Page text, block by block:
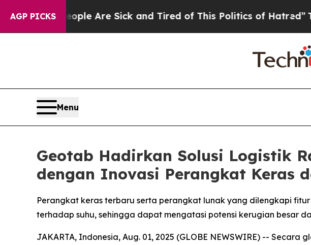
AGP PICKS
“People Are Sick and Tired of This Politics of Hatred” The
Menu
Geotab Hadirkan Solusi Logistik
dengan Inovasi Perangkat Keras
Perangkat keras terbaru serta perangkat lunak yang dilengkapi
terhadap suhu, sehingga dapat mengatasi potensi kerugian besar
JAKARTA, Indonesia, Aug. 01, 2025 (GLOBE NEWSWIRE) --